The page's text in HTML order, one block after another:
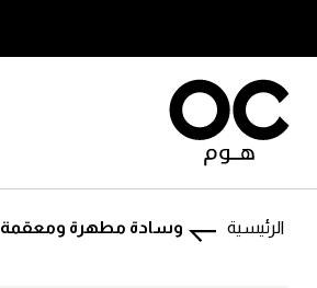
الرئيسية وسادة مطهرة ومعقمة 50x75 سم